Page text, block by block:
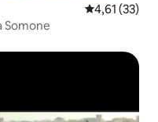
4,61 de uma
4,61 (33)
Somone